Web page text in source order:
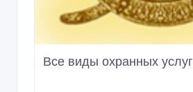
Все виды охранных услуг